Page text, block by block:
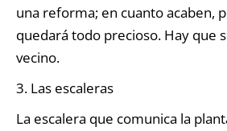
una reforma; en cuanto acaben,
quedará todo precioso. Hay que
vecino.
3. Las escaleras
La escalera que comunica la